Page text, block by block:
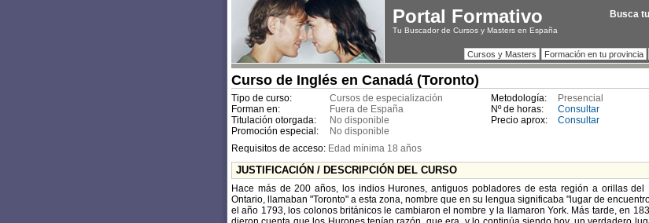
Portal Formativo
Tu Buscador de Cursos y Masters en España
Cursos y Masters Formación en tu provincia
Curso de Inglés en Canadá (Toronto)
Tipo de curso: Cursos de especialización Metodología:
Presencial
Forman en:
Fuera de España Nº de horas:
Consultar
Titulación otorgada:
No disponible Precio aprox:
Consultar
Promoción especial:
No disponible
Requisitos de acceso: Edad mínima 18 años
JUSTIFICACIÓN / DESCRIPCIÓN DEL CURSO
Hace más de 200 años, los indios Hurones, antiguos pobladores de esta región a orillas del
Ontario, llamaban "Toronto" a esta zona, nombre que en su lengua significaba "lugar de
el año 1793, los colonos británicos le cambiaron el nombre y la llamaron York. Más tarde, en
Busca